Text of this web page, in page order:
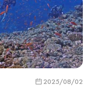
2025/08/02